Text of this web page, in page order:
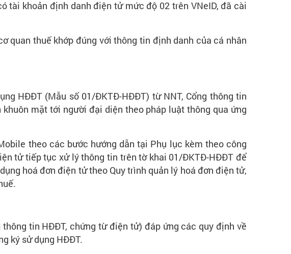
tài khoản định danh điện tử mức độ 02 trên VNeID, đã cài
quan thuế khớp đúng với thông tin định danh của cá nhân
HĐĐT (Mẫu số 01/ĐKTĐ-HĐĐT) từ NNT, Cổng thông tin
mặt tới người đại diện theo pháp luật thông qua ứng
theo các bước hướng dẫn tại Phụ lục kèm theo công
tử tiếp tục xử lý thông tin trên tờ khai 01/ĐKTĐ-HĐĐT để
hoá đơn điện tử theo Quy trình quản lý hoá đơn điện tử,
tin HĐĐT, chứng từ điện tử) đáp ứng các quy định về
ký sử dụng HĐĐT.